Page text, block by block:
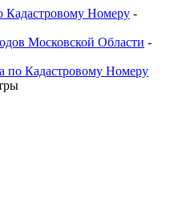
Номеру -
Московской Области -
по Кадастровому Номеру